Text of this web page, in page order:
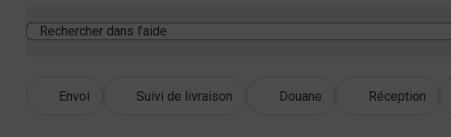
Rechercher dans l’aide
Envoi Suivi de livraison Douane Réception